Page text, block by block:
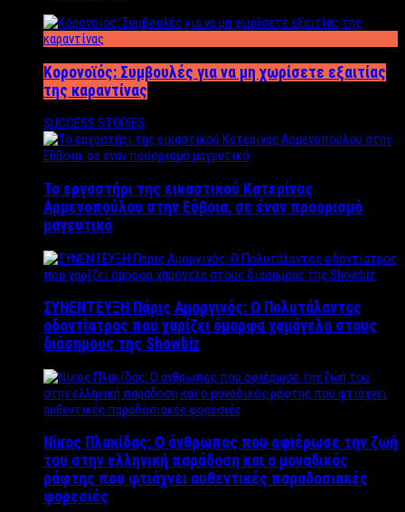
Κορονοϊός: Συμβουλές για να μη χωρίσετε εξαιτίας
της καραντίνας
SUCCESS STORIES
Το εργαστήρι της εικαστικού Κατερίνας
Αρμενοπούλου στην Εύβοια, σε έναν προορισμό
μαγευτικό
ΣΥΝΕΝΤΕΥΞΗ Πάρις Αμοργινός: O Πολυτάλαντος
οδοντίατρος που χαρίζει όμορφα χαμόγελα στους
διάσημους της Showbiz
Νίκος Πλακίδας: O άνθρωπος που αφιέρωσε την ζωή
του στην ελληνική παράδοση και ο μοναδικός
ράφτης που φτιάχνει αυθεντικές παραδοσιακές
φορεσιές